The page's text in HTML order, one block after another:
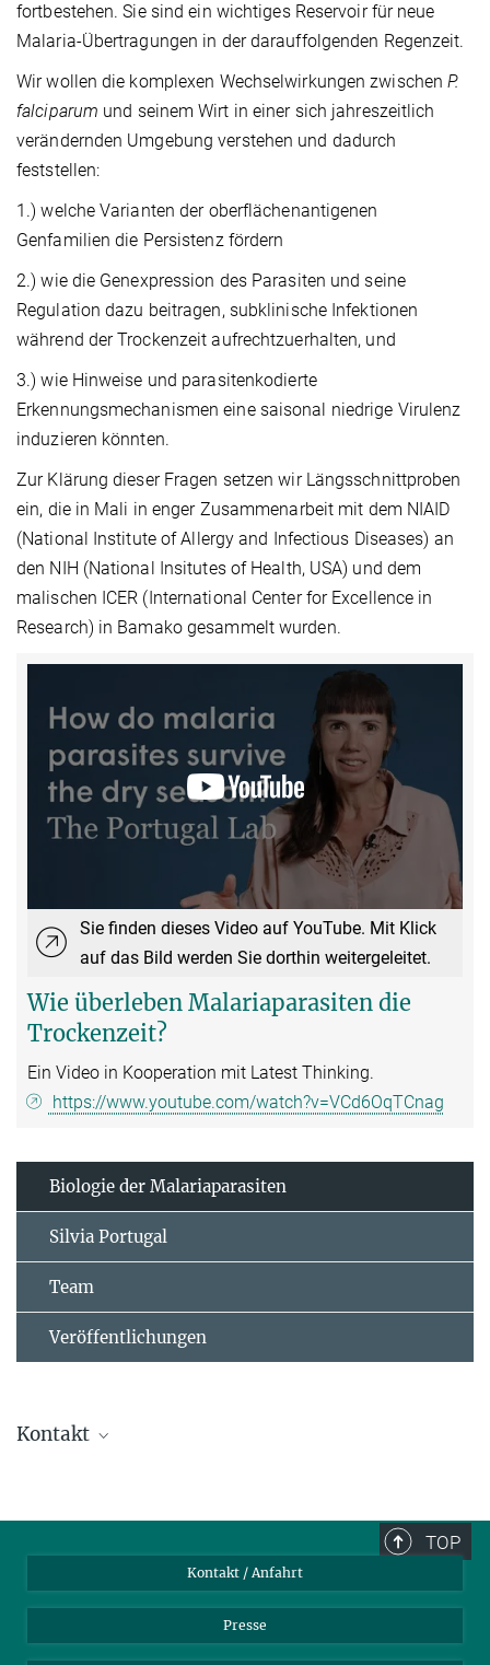
fortbestehen. Sie sind ein wichtiges Reservoir für neue
Malaria-Übertragungen in der darauffolgenden Regenzeit.
Wir wollen die komplexen Wechselwirkungen zwischen P.
falciparum und seinem Wirt in einer sich jahreszeitlich
verändernden Umgebung verstehen und dadurch
feststellen:
1.) welche Varianten der oberflächenantigenen
Genfamilien die Persistenz fördern
2.) wie die Genexpression des Parasiten und seine
Regulation dazu beitragen, subklinische Infektionen
während der Trockenzeit aufrechtzuerhalten, und
3.) wie Hinweise und parasitenkodierte
Erkennungsmechanismen eine saisonal niedrige Virulenz
induzieren könnten.
Zur Klärung dieser Fragen setzen wir Längsschnittproben
ein, die in Mali in enger Zusammenarbeit mit dem NIAID
(National Institute of Allergy and Infectious Diseases) an
den NIH (National Insitutes of Health, USA) und dem
malischen ICER (International Center for Excellence in
Research) in Bamako gesammelt wurden.
Sie finden dieses Video auf YouTube. Mit Klick
auf das Bild werden Sie dorthin weitergeleitet.
Wie überleben Malariaparasiten die
Trockenzeit?
Ein Video in Kooperation mit Latest Thinking.
https://www.youtube.com/watch?v=VCd6OqTCnag
Biologie der Malariaparasiten
Silvia Portugal
Team
Veröffentlichungen
Kontakt
„Das Beste aus zwei Welten“
TOP
Kontakt / Anfahrt
Presse